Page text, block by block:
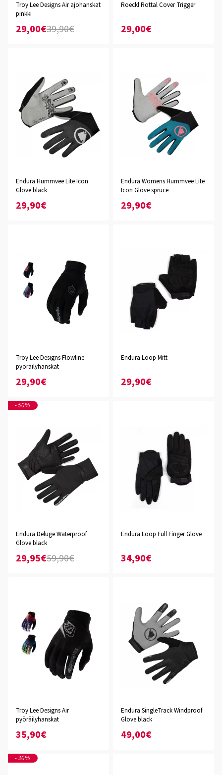
Troy Lee Designs Air ajohanskat
pinkki
29,00€39,90€
Roeckl Rottal Cover Trigger
29,00€
Endura Hummvee Lite Icon
Glove black
29,90€
Endura Womens Hummvee Lite
Icon Glove spruce
29,90€
Troy Lee Designs Flowline
pyöräilyhanskat
29,90€
Endura Loop Mitt
29,90€
-50%
Endura Deluge Waterproof
Glove black
29,95€59,90€
Endura Loop Full Finger Glove
34,90€
Troy Lee Designs Air
pyöräilyhanskat
35,90€
Endura SingleTrack Windproof
Glove black
49,00€
-30%